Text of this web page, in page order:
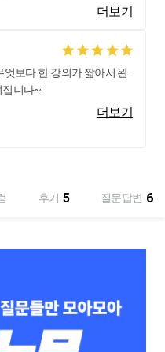
더보기
보다 한 강의가 짧아서 완
집니다~
더보기
후기 5 질문답변 6